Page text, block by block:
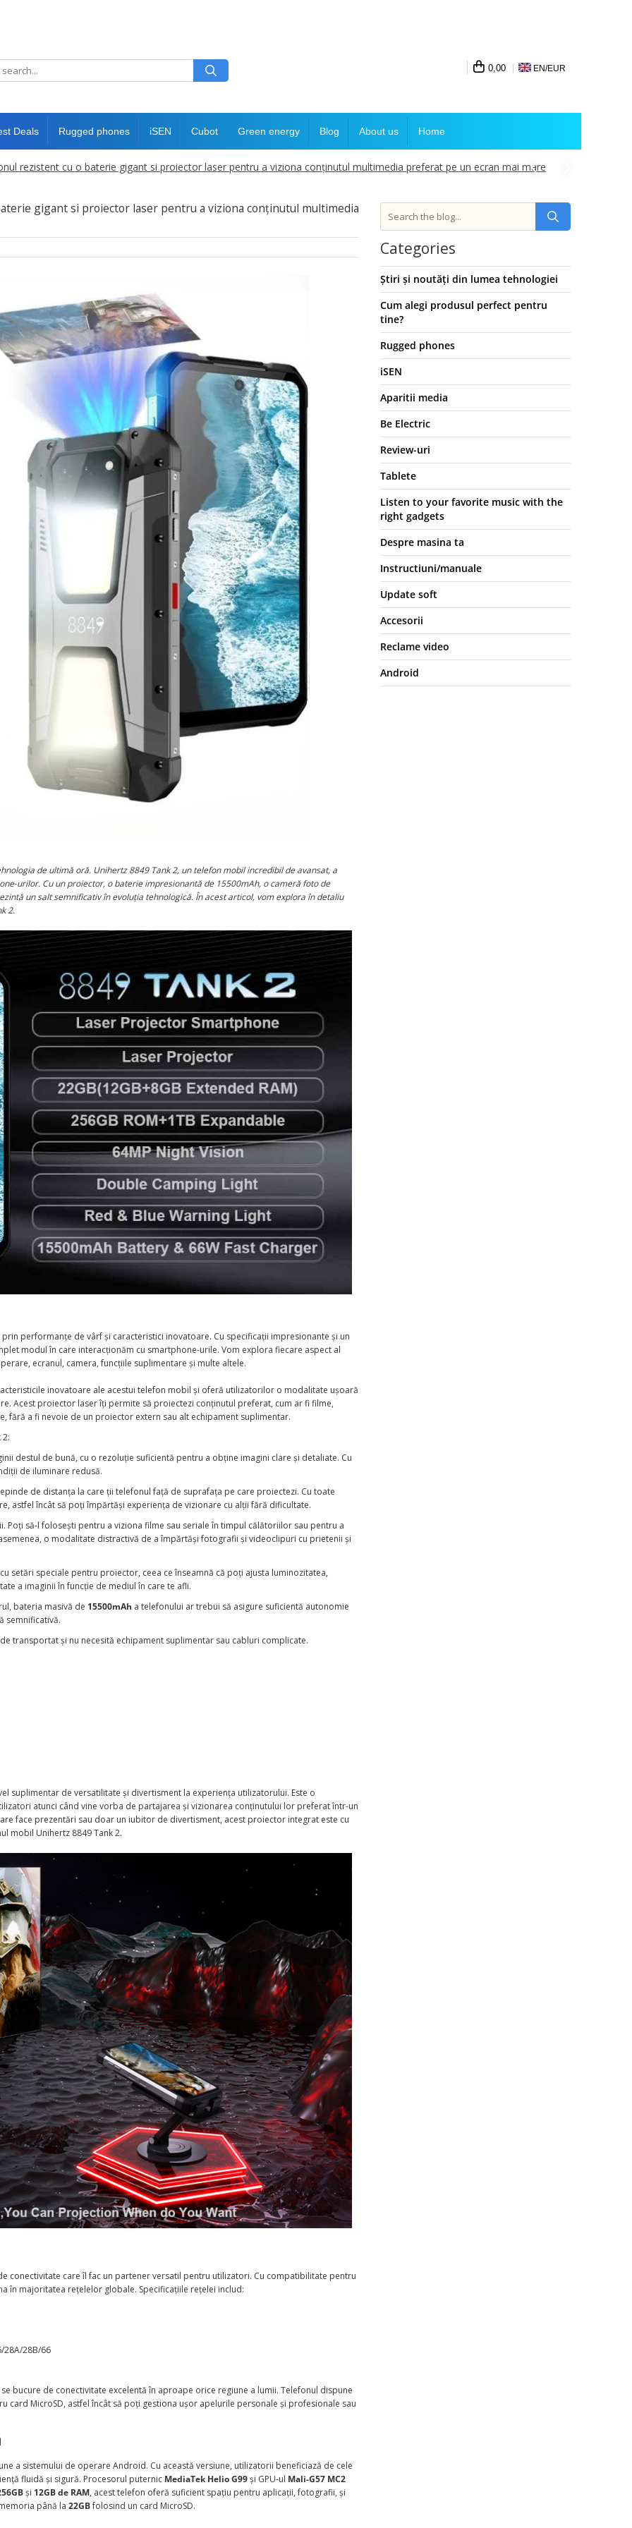
0,00 EN/EUR
Deals Rugged phones iSEN Cubot Green energy Blog About us Home
rezistent cu o baterie gigant si proiector laser pentru a viziona conținutul multimedia preferat pe un ecran mai mare
gigant si proiector laser pentru a viziona conținutul multimedia
de ultimă oră. Unihertz 8849 Tank 2, un telefon mobil incredibil de avansat, a
urilor. Cu un proiector, o baterie impresionantă de 15500mAh, o cameră foto de
un salt semnificativ în evoluția tehnologică. În acest articol, vom explora în detaliu
2.
performanțe de vârf și caracteristici inovatoare. Cu specificații impresionante și un
modul în care interacționăm cu smartphone-urile. Vom explora fiecare aspect al
ecranul, camera, funcțiile suplimentare și multe altele.
inovatoare ale acestui telefon mobil și oferă utilizatorilor o modalitate ușoară
Acest proiector laser îți permite să proiectezi conținutul preferat, cum ar fi filme,
fără a fi nevoie de un proiector extern sau alt echipament suplimentar.
destul de bună, cu o rezoluție suficientă pentru a obține imagini clare și detaliate. Cu
de iluminare redusă.
de distanța la care ții telefonul față de suprafața pe care proiectezi. Cu toate
astfel încât să poți împărtăși experiența de vizionare cu alții fără dificultate.
Poți să-l folosești pentru a viziona filme sau seriale în timpul călătoriilor sau pentru a
o modalitate distractivă de a împărtăși fotografii și videoclipuri cu prietenii și
setări speciale pentru proiector, ceea ce înseamnă că poți ajusta luminozitatea,
a imaginii în funcție de mediul în care te afli.
bateria masivă de 15500mAh a telefonului ar trebui să asigure suficientă autonomie
semnificativă.
transportat și nu necesită echipament suplimentar sau cabluri complicate.
suplimentar de versatilitate și divertisment la experiența utilizatorului. Este o
atunci când vine vorba de partajarea și vizionarea conținutului lor preferat într-un
face prezentări sau doar un iubitor de divertisment, acest proiector integrat este cu
mobil Unihertz 8849 Tank 2.
conectivitate care îl fac un partener versatil pentru utilizatori. Cu compatibilitate pentru
în majoritatea rețelelor globale. Specificațiile rețelei includ:
28A/28B/66
bucure de conectivitate excelentă în aproape orice regiune a lumii. Telefonul dispune
card MicroSD, astfel încât să poți gestiona ușor apelurile personale și profesionale sau
a sistemului de operare Android. Cu această versiune, utilizatorii beneficiază de cele
fluidă și sigură. Procesorul puternic MediaTek Helio G99și GPU-ul Mali-G57 MC2
și 12GB de RAM, acest telefon oferă suficient spațiu pentru aplicații, fotografii, și
până la 22GBfolosind un card MicroSD.
Categories
Știri și noutăți din lumea tehnologiei
Cum alegi produsul perfect pentru
tine?
Rugged phones
iSEN
Aparitii media
Be Electric
Review-uri
Tablete
Listen to your favorite music with the
right gadgets
Despre masina ta
Instructiuni/manuale
Update soft
Accesorii
Reclame video
Android